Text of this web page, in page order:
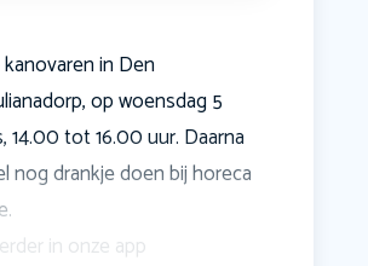
in Den
op woensdag 5
14.00 tot 16.00 uur. Daarna
nog drankje doen bij horeca
in onze app